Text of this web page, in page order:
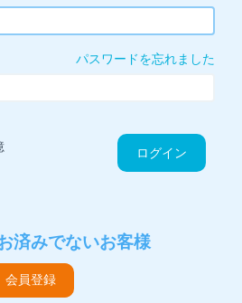
パスワードを忘れました
ログイン
済みでないお客様
会員登録